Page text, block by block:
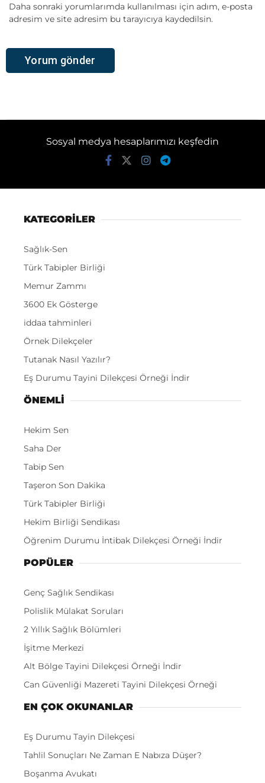
Daha sonraki yorumlarımda kullanılması için adım, e-posta
adresim ve site adresim bu tarayıcıya kaydedilsin.
Sosyal medya hesaplarımızı keşfedin
KATEGORİLER
Sağlık-Sen
Türk Tabipler Birliği
Memur Zammı
3600 Ek Gösterge
iddaa tahminleri
Örnek Dilekçeler
Tutanak Nasıl Yazılır?
Eş Durumu Tayini Dilekçesi Örneği İndir
ÖNEMLI
Hekim Sen
Saha Der
Tabip Sen
Taşeron Son Dakika
Türk Tabipler Birliği
Hekim Birliği Sendikası
Öğrenim Durumu İntibak Dilekçesi Örneği İndir
POPÜLER
Genç Sağlık Sendikası
Polislik Mülakat Soruları
2 Yıllık Sağlık Bölümleri
İşitme Merkezi
Alt Bölge Tayini Dilekçesi Örneği İndir
Can Güvenliği Mazereti Tayini Dilekçesi Örneği
EN ÇOK OKUNANLAR
Eş Durumu Tayin Dilekçesi
Tahlil Sonuçları Ne Zaman E Nabıza Düşer?
Boşanma Avukatı